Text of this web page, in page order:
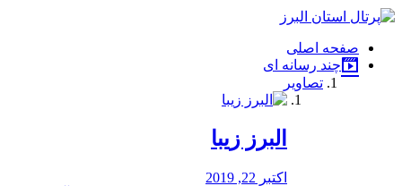
فصد
شرق
تهران
خشکشویی
صفحه اصلی
چند رسانه ای
تصاویر
البرز زیبا
اکتبر 22, 2019